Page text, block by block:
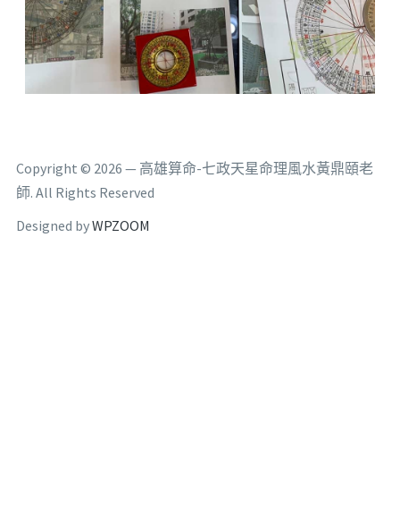
Copyright © 2026 — 高雄算命-七政天星命理風水黃鼎頤老
師. All Rights Reserved
Designed byWPZOOM